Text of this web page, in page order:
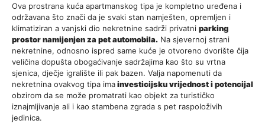
Ova prostrana kuća apartmanskog tipa je kompletno uređena i
održavana što znači da je svaki stan namješten, opremljen i
klimatiziran a vanjski dio nekretnine sadrži privatni parking
prostor namijenjen za pet automobila. Na sjevernoj strani
nekretnine, odnosno ispred same kuće je otvoreno dvorište čija
veličina dopušta obogaćivanje sadržajima kao što su vrtna
sjenica, dječje igralište ili pak bazen. Valja napomenuti da
nekretnina ovakvog tipa imainvesticijsku vrijednost i potencijal
obzirom da se može promatrati kao objekt za turističko
iznajmljivanje ali i kao stambena zgrada s pet raspoloživih
jedinica.